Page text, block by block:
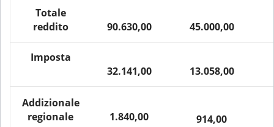
Totale
reddito
90.630,00 45.000,00
Imposta
32.141,00
13.058,00
Addizionale
regionale
1.840,00 914,00